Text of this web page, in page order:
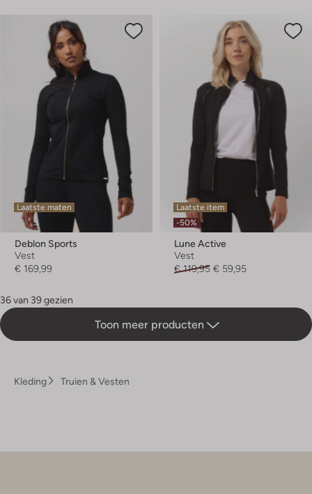
Laatste maten
Deblon Sports
Vest
€ 169,99
Laatste item
-50%
Lune Active
Vest
€ 119,95 € 59,95
36 van 39 gezien
Toon meer producten
Kleding Truien & Vesten